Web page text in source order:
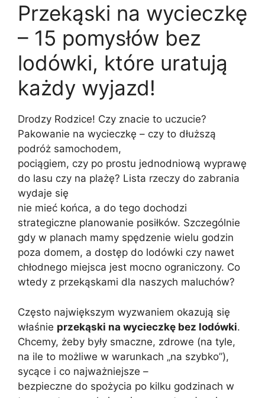
Przekąski na wycieczkę
– 15 pomysłów bez
lodówki, które uratują
każdy wyjazd!
Drodzy Rodzice! Czy znacie to uczucie?
Pakowanie na wycieczkę – czy to dłuższą
podróż samochodem,
pociągiem, czy po prostu jednodniową wyprawę
do lasu czy na plażę? Lista rzeczy do zabrania
wydaje się
nie mieć końca, a do tego dochodzi
strategiczne planowanie posiłków. Szczególnie
gdy w planach mamy spędzenie wielu godzin
poza domem, a dostęp do lodówki czy nawet
chłodnego miejsca jest mocno ograniczony. Co
wtedy z przekąskami dla naszych maluchów?
Często największym wyzwaniem okazują się
właśnie przekąski na wycieczkę bez lodówki.
Chcemy, żeby były smaczne, zdrowe (na tyle,
na ile to możliwe w warunkach „na szybko”),
sycące i co najważniejsze –
bezpieczne do spożycia po kilku godzinach w